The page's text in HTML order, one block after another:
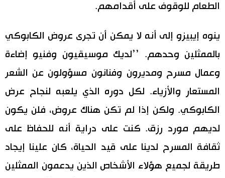
الطعام للوقوف على أقدامهم.
ينوه إيبيزو إلى أنه لا يمكن أن تجرى عروض الكابوكي
بالممثلين وحدهم. ’’لديك موسيقيون وفنيو إضاءة
وعمال مسرح ومديرون وفنانون مسؤولون عن الشعر
المستعار والأزياء. لكل دوره الذي يلعبه لنجاح عرض
الكابوكي. ولكن إذا لم تكن هناك عروض، فلن يكون
لديهم مورد رزق. كنت على دراية أنه للحفاظ على
ثقافة المسرح لدينا على قيد الحياة، كان علينا إيجاد
طريقة لجميع هؤلاء الأشخاص الذين يدعمون الممثلين